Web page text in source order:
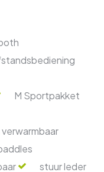
M Sportpakket
stuur leder